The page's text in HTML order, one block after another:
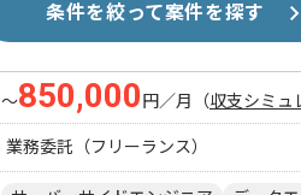
条件を絞って案件を探す
〜850,000 円／月 （収支シミュ
業務委託（フリーランス）